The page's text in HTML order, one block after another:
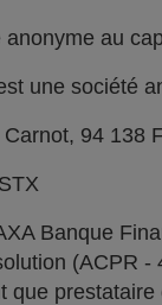
anonyme au
une société
94 138
Banque
(ACPR